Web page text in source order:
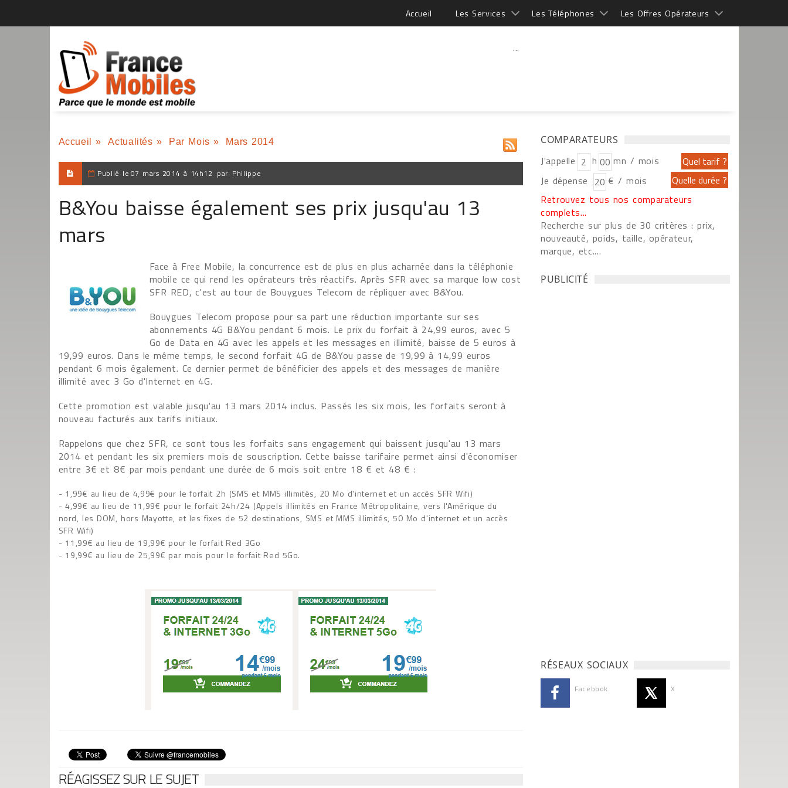
Accueil Les Services Les Téléphones Les Offres Opérateurs
...
Accueil » Actualités » Par Mois » Mars 2014
Publié le 07 mars 2014 à 14h12 par Philippe
B&You baisse également ses prix jusqu'au 13
mars
Face à Free Mobile, la concurrence est de plus en plus acharnée dans la téléphonie
mobile ce qui rend les opérateurs très réactifs. Après SFR avec sa marque low cost
SFR RED, c'est au tour de Bouygues Telecom de répliquer avec B&You.
Bouygues Telecom propose pour sa part une réduction importante sur ses
abonnements 4G B&You pendant 6 mois. Le prix du forfait à 24,99 euros, avec 5
Go de Data en 4G avec les appels et les messages en illimité, baisse de 5 euros à
19,99 euros. Dans le même temps, le second forfait 4G de B&You passe de 19,99 à 14,99 euros
pendant 6 mois également. Ce dernier permet de bénéficier des appels et des messages de manière
illimité avec 3 Go d'Internet en 4G.
Cette promotion est valable jusqu'au 13 mars 2014 inclus. Passés les six mois, les forfaits seront à
nouveau facturés aux tarifs initiaux.
Rappelons que chez SFR, ce sont tous les forfaits sans engagement qui baissent jusqu'au 13 mars
2014 et pendant les six premiers mois de souscription. Cette baisse tarifaire permet ainsi d'économiser
entre 3€ et 8€ par mois pendant une durée de 6 mois soit entre 18 € et 48 € :
- 1,99€ au lieu de 4,99€ pour le forfait 2h (SMS et MMS illimités, 20 Mo d'internet et un accès SFR Wifi)
- 4,99€ au lieu de 11,99€ pour le forfait 24h/24 (Appels illimités en France Métropolitaine, vers l'Amérique du
nord, les DOM, hors Mayotte, et les fixes de 52 destinations, SMS et MMS illimités, 50 Mo d'internet et un accès
SFR Wifi)
- 11,99€ au lieu de 19,99€ pour le forfait Red 3Go
- 19,99€ au lieu de 25,99€ par mois pour le forfait Red 5Go.
RÉAGISSEZ SUR LE SUJET
COMPARATEURS
J'appelle h
mn / mois
Je dépense
€ / mois
Retrouvez tous nos comparateurs
complets...
Recherche sur plus de 30 critères : prix,
nouveauté, poids, taille, opérateur,
marque, etc....
PUBLICITÉ
RÉSEAUX SOCIAUX
Facebook X